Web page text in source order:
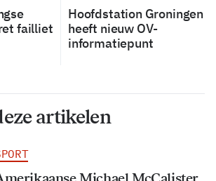
failliet
Hoofdstation Groningen
heeft nieuw OV-
informatiepunt
artikelen